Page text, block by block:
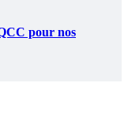
pour nos